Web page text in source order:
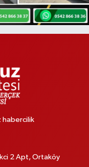
habercilik
2 Apt, Ortaköy